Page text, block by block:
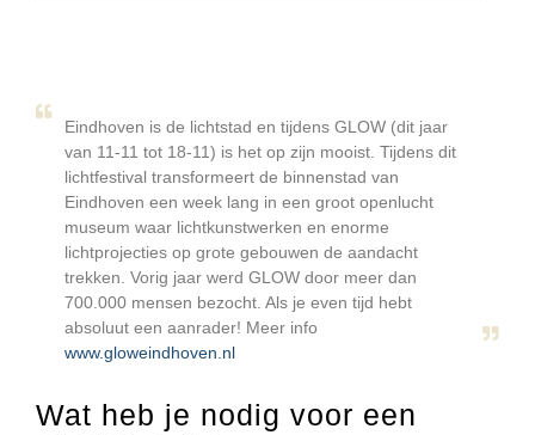
Eindhoven is de lichtstad en tijdens GLOW (dit jaar
van 11-11 tot 18-11) is het op zijn mooist. Tijdens dit
lichtfestival transformeert de binnenstad van
Eindhoven een week lang in een groot openlucht
museum waar lichtkunstwerken en enorme
lichtprojecties op grote gebouwen de aandacht
trekken. Vorig jaar werd GLOW door meer dan
700.000 mensen bezocht. Als je even tijd hebt
absoluut een aanrader! Meer info
www.gloweindhoven.nl
Wat heb je nodig voor een